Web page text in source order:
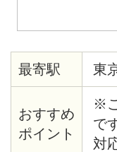
最寄駅 東
おすすめ
ポイント
※
で
対